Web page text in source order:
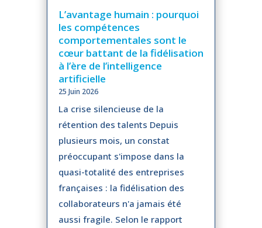
L’avantage humain : pourquoi
les compétences
comportementales sont le
cœur battant de la fidélisation
à l’ère de l’intelligence
artificielle
25 Juin 2026
La crise silencieuse de la
rétention des talents Depuis
plusieurs mois, un constat
préoccupant s'impose dans la
quasi-totalité des entreprises
françaises : la fidélisation des
collaborateurs n'a jamais été
aussi fragile. Selon le rapport